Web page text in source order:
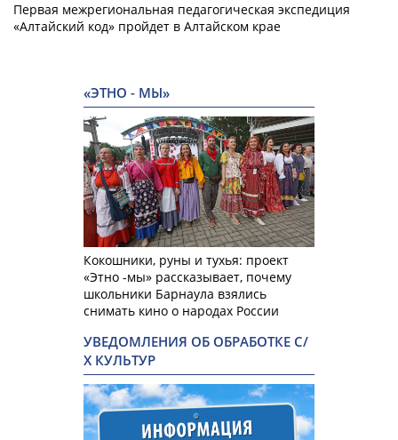
Первая межрегиональная педагогическая экспедиция
«Алтайский код» пройдет в Алтайском крае
«ЭТНО - МЫ»
Кокошники, руны и тухья: проект
«Этно -мы» рассказывает, почему
школьники Барнаула взялись
снимать кино о народах России
УВЕДОМЛЕНИЯ ОБ ОБРАБОТКЕ С/
Х КУЛЬТУР